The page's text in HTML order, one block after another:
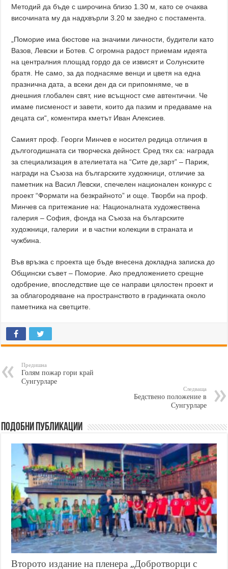
Методий да бъде с широчина близо 1.30 м, като се очаква
височината му да надхвърли 3.20 м заедно с постамента.
„Поморие има бюстове на значими личности, будители като
Вазов, Левски и Ботев. С огромна радост приемам идеята
на централния площад гордо да се извисят и Солунските
братя. Не само, за да поднасяме венци и цветя на една
празнична дата, а всеки ден да си припомняме, че в
днешния глобален свят, ние всъщност сме автентични. Че
имаме писменост и завети, които да пазим и предаваме на
децата си“, коментира кметът Иван Алексиев.
Самият проф. Георги Минчев е носител редица отличия в
дългогодишната си творческа дейност. Сред тях са: награда
за специализация в ателиетата на “Сите де,зарт” – Париж,
награди на Съюза на българските художници, отличие за
паметник на Васил Левски, спечелен национален конкурс с
проект “Формати на безкрайното” и още. Творби на проф.
Минчев са притежание на: Националната художествена
галерия – София, фонда на Съюза на българските
художници, галерии и в частни колекции в страната и
чужбина.
Във връзка с проекта ще бъде внесена докладна записка до
Общински съвет – Поморие. Ако предложението срещне
одобрение, впоследствие ще се направи цялостен проект и
за облагородяване на пространството в градинката около
паметника на светците.
Предишна
Голям пожар гори край
Сунгурларе
Следваща
Бедствено положение в
Сунгурларе
Подобни публикации
Второто издание на пленера „Добротворци с